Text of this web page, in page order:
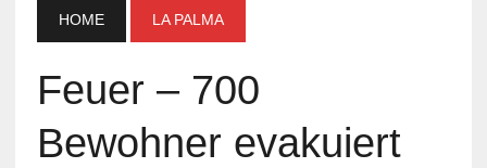
HOME LA PALMA
Feuer – 700
Bewohner evakuiert